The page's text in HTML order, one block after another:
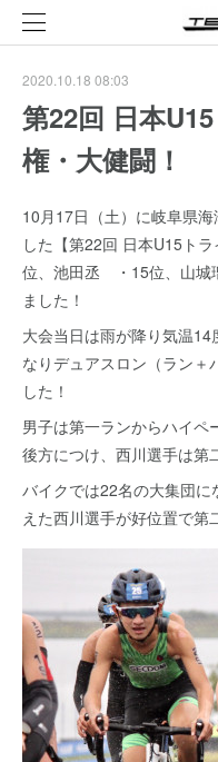
2020.10.18 08:03
第22回 日本
権・大健闘！
10月17日（土）に岐阜県
した【第22回 日本U15ト
位、池田丞 ・15位、山城
ました！
大会当日は雨が降り気温14
なりデュアスロン（ラン＋
した！
男子は第一ランからハイペ
後方につけ、西川選手は第
バイクでは22名の大集団
えた西川選手が好位置で第